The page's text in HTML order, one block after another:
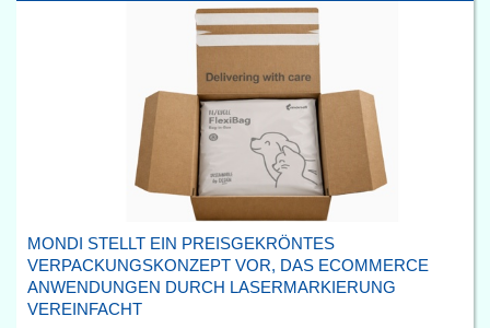
MONDI STELLT EIN PREISGEKRÖNTES
VERPACKUNGSKONZEPT VOR, DAS ECOMMERCE
ANWENDUNGEN DURCH LASERMARKIERUNG
VEREINFACHT